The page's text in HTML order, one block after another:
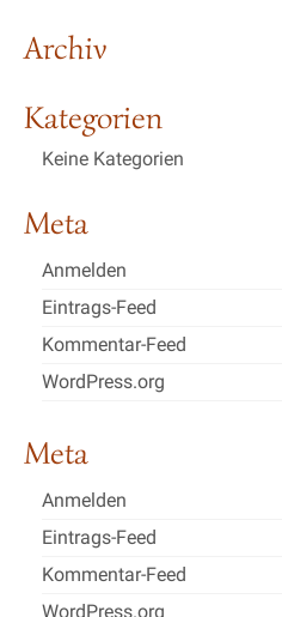
Archiv
Kategorien
Keine Kategorien
Meta
Anmelden
Eintrags-Feed
Kommentar-Feed
WordPress.org
Meta
Anmelden
Eintrags-Feed
Kommentar-Feed
WordPress.org